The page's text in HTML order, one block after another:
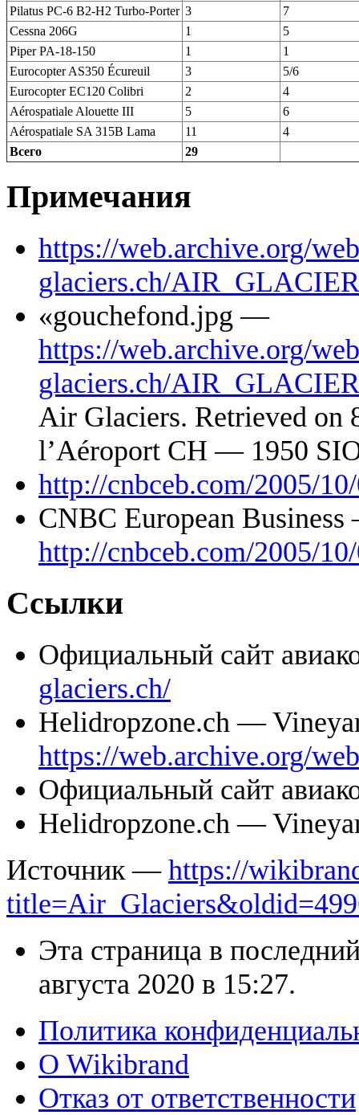
Pilatus PC-6 B2-H2 Turbo-Porter 3
7
Cessna 206G
1
5
Piper PA-18-150
1
1
Eurocopter AS350 Écureuil
3
5/6
Eurocopter EC120 Colibri
2
4
Aérospatiale Alouette III
5
6
Aérospatiale SA 315B Lama
11
4
Всего
29
Примечания
https://web.archive.org/
glaciers.ch/
«gouchefond.jpg —
https://web.archive.org/
glaciers.ch/
Air Glaciers. Retrieved on
l’Aéroport CH — 1950
http://cnbceb.com/2005/
CNBC European
http://cnbceb.com/2005/
Ссылки
Официальный сайт
glaciers.ch/
Helidropzone.ch —
https://web.archive.org/
Официальный сайт
Helidropzone.ch —
Источник — https://
Эта страница в
августа 2020 в 15:27.
Политика
О Wikibrand
Отказ от ответственности